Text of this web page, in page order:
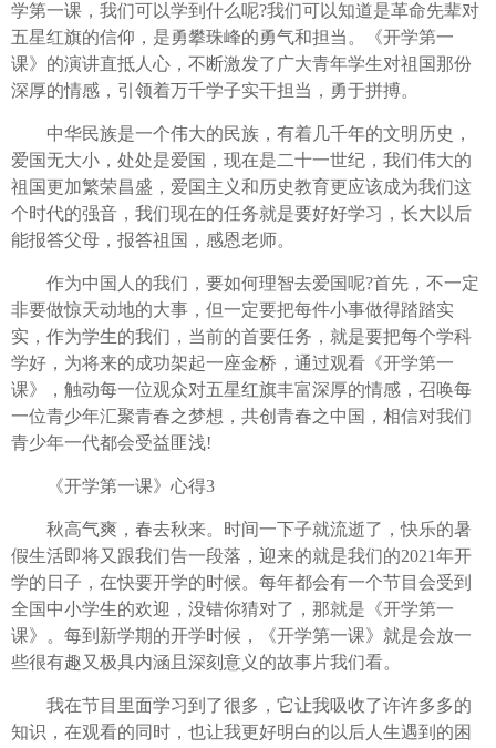
学第一课，我们可以学到什么呢?我们可以知道是革命先辈对
五星红旗的信仰，是勇攀珠峰的勇气和担当。《开学第一
课》的演讲直抵人心，不断激发了广大青年学生对祖国那份
深厚的情感，引领着万千学子实干担当，勇于拼搏。
中华民族是一个伟大的民族，有着几千年的文明历史，
爱国无大小，处处是爱国，现在是二十一世纪，我们伟大的
祖国更加繁荣昌盛，爱国主义和历史教育更应该成为我们这
个时代的强音，我们现在的任务就是要好好学习，长大以后
能报答父母，报答祖国，感恩老师。
作为中国人的我们，要如何理智去爱国呢?首先，不一定
非要做惊天动地的大事，但一定要把每件小事做得踏踏实
实，作为学生的我们，当前的首要任务，就是要把每个学科
学好，为将来的成功架起一座金桥，通过观看《开学第一
课》，触动每一位观众对五星红旗丰富深厚的情感，召唤每
一位青少年汇聚青春之梦想，共创青春之中国，相信对我们
青少年一代都会受益匪浅!
《开学第一课》心得3
秋高气爽，春去秋来。时间一下子就流逝了，快乐的暑
假生活即将又跟我们告一段落，迎来的就是我们的2021年开
学的日子，在快要开学的时候。每年都会有一个节目会受到
全国中小学生的欢迎，没错你猜对了，那就是《开学第一
课》。每到新学期的开学时候，《开学第一课》就是会放一
些很有趣又极具内涵且深刻意义的故事片我们看。
我在节目里面学习到了很多，它让我吸收了许许多多的
知识，在观看的同时，也让我更好明白的以后人生遇到的困